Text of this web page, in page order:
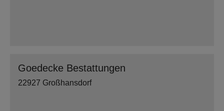
Goedecke Bestattungen
22927 Großhansdorf